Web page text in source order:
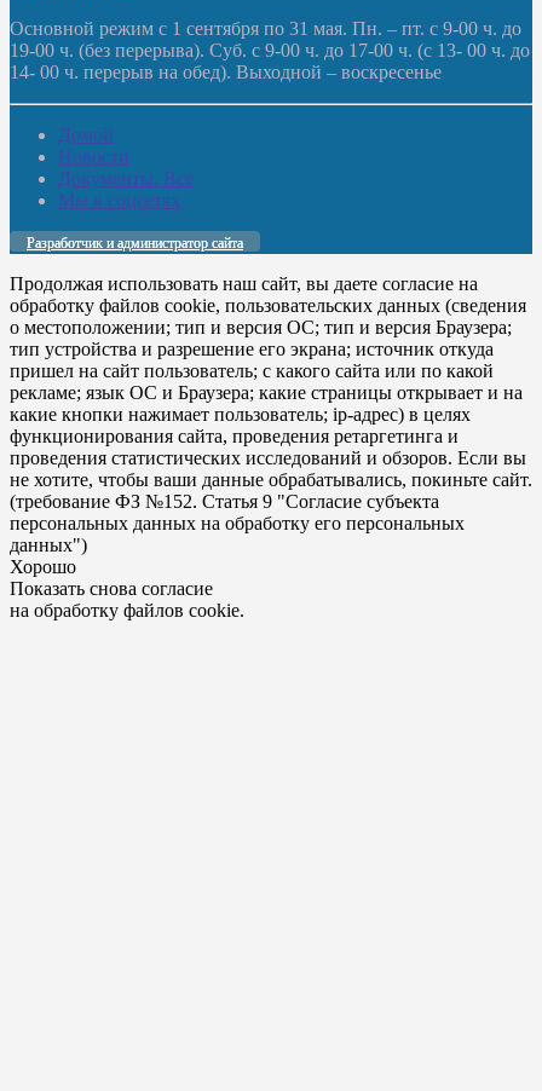
Основной режим с 1 сентября по 31 мая. Пн. – пт. с 9-00 ч. до
19-00 ч. (без перерыва). Суб. с 9-00 ч. до 17-00 ч. (с 13- 00 ч. до
14- 00 ч. перерыв на обед). Выходной – воскресенье
Домой
Новости
Документы. Все
Мы в соцсетях
Разработчик и администратор сайта
Продолжая использовать наш сайт, вы даете согласие на
обработку файлов cookie, пользовательских данных (сведения
о местоположении; тип и версия ОС; тип и версия Браузера;
тип устройства и разрешение его экрана; источник откуда
пришел на сайт пользователь; с какого сайта или по какой
рекламе; язык ОС и Браузера; какие страницы открывает и на
какие кнопки нажимает пользователь; ip-адрес) в целях
функционирования сайта, проведения ретаргетинга и
проведения статистических исследований и обзоров. Если вы
не хотите, чтобы ваши данные обрабатывались, покиньте сайт.
(требование ФЗ №152. Статья 9 "Согласие субъекта
персональных данных на обработку его персональных
данных")
Хорошо
Показать снова согласие
на обработку файлов cookie.